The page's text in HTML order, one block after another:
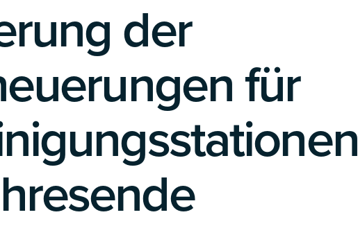
der
für